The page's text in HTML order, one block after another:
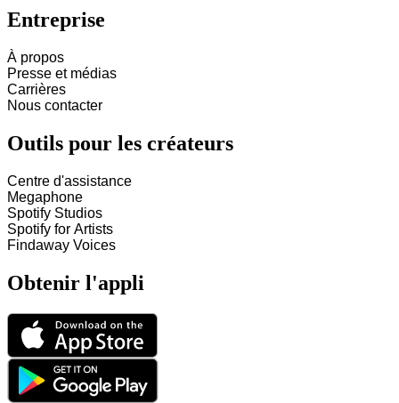
Entreprise
À propos
Presse et médias
Carrières
Nous contacter
Outils pour les créateurs
Centre d'assistance
Megaphone
Spotify Studios
Spotify for Artists
Findaway Voices
Obtenir l'appli